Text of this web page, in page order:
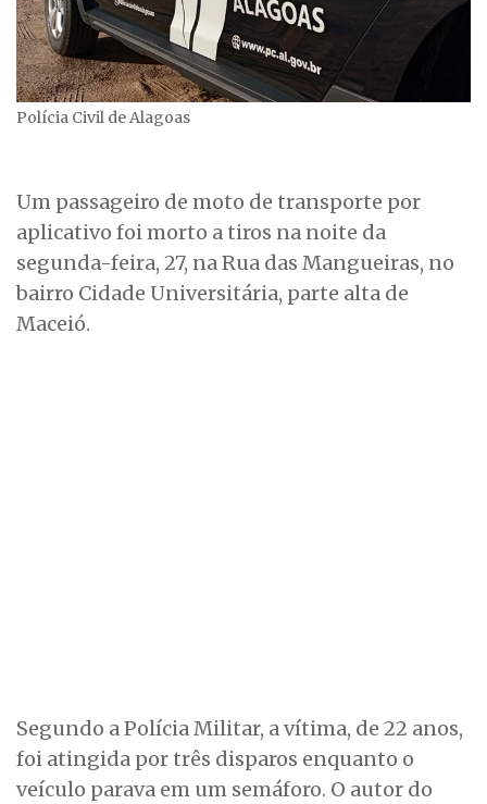
Polícia Civil de Alagoas
Um passageiro de moto de transporte por
aplicativo foi morto a tiros na noite da
segunda-feira, 27, na Rua das Mangueiras, no
bairro Cidade Universitária, parte alta de
Maceió.
Segundo a Polícia Militar, a vítima, de 22 anos,
foi atingida por três disparos enquanto o
veículo parava em um semáforo. O autor do